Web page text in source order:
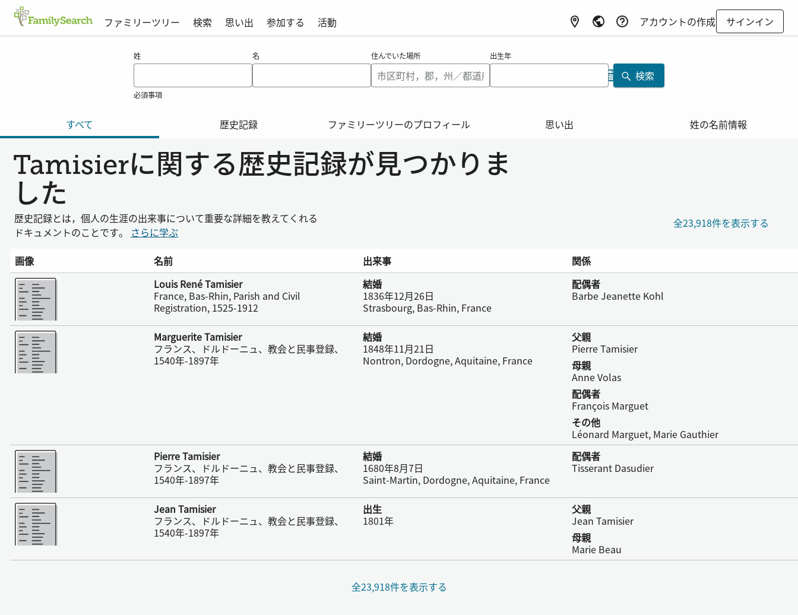
ファミリーツリー 検索 思い出 参加する 活動 アカウントの作成
サインイン
姓
必須事項
名 住んでいた場所 出生年
検索
すべて 歴史記録 ファミリーツリーのプロフィール 思い出 姓の名前情報
Tamisierに関する歴史記録が見つかりま
した
歴史記録とは，個人の生涯の出来事について重要な詳細を教えてくれる
ドキュメントのことです。 さらに学ぶ
全23,918件を表示する
画像 名前 出来事
関係
さらに表示
Louis René Tamisier
France, Bas-Rhin, Parish and Civil
Registration, 1525-1912
結婚
1836年12月26日
Strasbourg, Bas-Rhin, France
配偶者
Barbe Jeanette Kohl
さらに表示
Marguerite Tamisier
フランス、ドルドーニュ、教会と民事登録、
1540年-1897年
結婚
1848年11月21日
Nontron, Dordogne, Aquitaine, France
父親
Pierre Tamisier
母親
Anne Volas
配偶者
François Marguet
その他
Léonard Marguet, Marie Gauthier
さらに表示
Pierre Tamisier
フランス、ドルドーニュ、教会と民事登録、
1540年-1897年
結婚
1680年8月7日
Saint-Martin, Dordogne, Aquitaine, France
配偶者
Tisserant Dasudier
さらに表示
Jean Tamisier
フランス、ドルドーニュ、教会と民事登録、
1540年-1897年
出生
1801年
父親
Jean Tamisier
母親
Marie Beau
全23,918件を表示する